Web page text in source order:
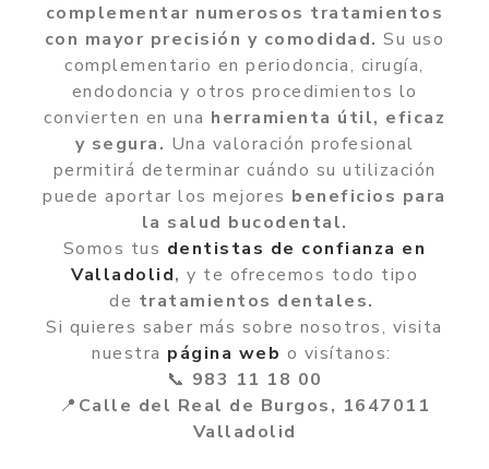
complementar numerosos tratamientos
con mayor precisión y comodidad.Su uso
complementario en periodoncia, cirugía,
endodoncia y otros procedimientos lo
convierten en una herramienta útil, eficaz
y segura. Una valoración profesional
permitirá determinar cuándo su utilización
puede aportar los mejores beneficios para
la salud bucodental.
Somos tus dentistas de confianza en
Valladolid, y te ofrecemos todo tipo
de tratamientos dentales.
Si quieres saber más sobre nosotros, visita
nuestra página web o visítanos:
📞 983 11 18 00
📍 Calle del Real de Burgos, 1647011
Valladolid